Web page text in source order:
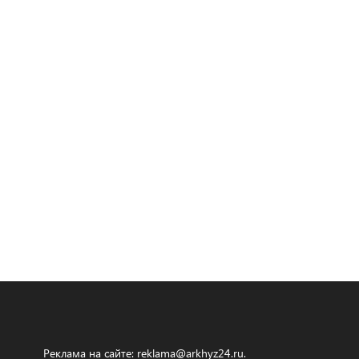
Реклама на сайте: reklama@arkhyz24.ru.